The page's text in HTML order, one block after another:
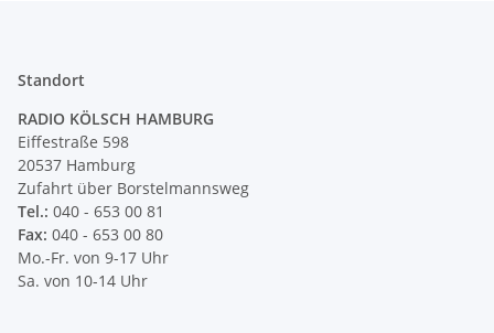
Standort
RADIO KÖLSCH HAMBURG
Eiffestraße 598
20537 Hamburg
Zufahrt über Borstelmannsweg
Tel.: 040 - 653 00 81
Fax: 040 - 653 00 80
Mo.-Fr. von 9-17 Uhr
Sa. von 10-14 Uhr